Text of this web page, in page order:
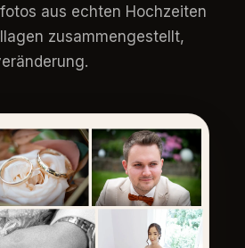
aus echten Hochzeiten
zusammengestellt,